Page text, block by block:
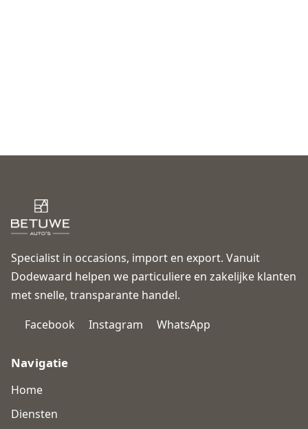
Specialist in occasions, import en export. Vanuit
Dodewaard helpen we particuliere en zakelijke klanten
met snelle, transparante handel.
Facebook
Instagram WhatsApp
Navigatie
Home
Diensten